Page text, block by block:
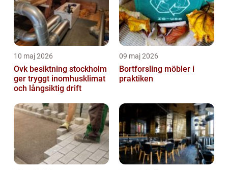
10 maj 2026
Ovk besiktning stockholm
ger tryggt inomhusklimat
och långsiktig drift
09 maj 2026
Bortforsling möbler i
praktiken